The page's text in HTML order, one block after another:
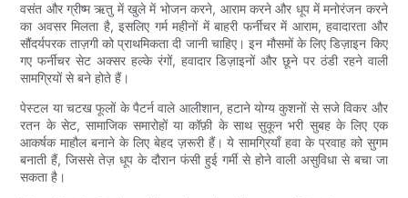
वसंत और ग्रीष्म ऋतु में खुले में भोजन करने, आराम करने और धूप में मनोरंजन करने
का अवसर मिलता है, इसलिए गर्म महीनों में बाहरी फर्नीचर में आराम, हवादारता और
सौंदर्यपरक ताज़गी को प्राथमिकता दी जानी चाहिए। इन मौसमों के लिए डिज़ाइन किए
गए फर्नीचर सेट अक्सर हल्के रंगों, हवादार डिज़ाइनों और छूने पर ठंडी रहने वाली
सामग्रियों से बने होते हैं।
पेस्टल या चटख फूलों के पैटर्न वाले आलीशान, हटाने योग्य कुशनों से सजे विकर और
रतन के सेट, सामाजिक समारोहों या कॉफ़ी के साथ सुकून भरी सुबह के लिए एक
आकर्षक माहौल बनाने के लिए बेहद ज़रूरी हैं। ये सामग्रियाँ हवा के प्रवाह को सुगम
बनाती हैं, जिससे तेज़ धूप के दौरान फंसी हुई गर्मी से होने वाली असुविधा से बचा जा
सकता है।